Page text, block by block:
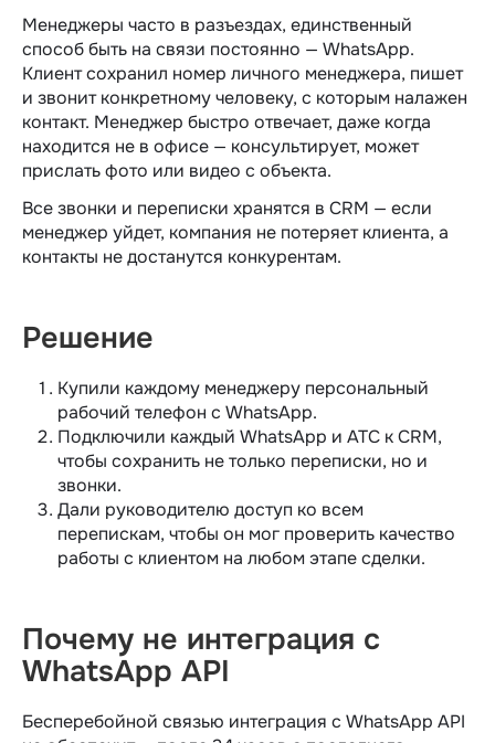
Менеджеры часто в разъездах, единственный
способ быть на связи постоянно — WhatsApp.
Клиент сохранил номер личного менеджера, пишет
и звонит конкретному человеку, с которым налажен
контакт. Менеджер быстро отвечает, даже когда
находится не в офисе — консультирует, может
прислать фото или видео с объекта.
Все звонки и переписки хранятся в CRM — если
менеджер уйдет, компания не потеряет клиента, а
контакты не достанутся конкурентам.
Решение
Купили каждому менеджеру персональный
рабочий телефон с WhatsApp.
Подключили каждый WhatsApp и АТС к CRM,
чтобы сохранить не только переписки, но и
звонки.
Дали руководителю доступ ко всем
перепискам, чтобы он мог проверить качество
работы с клиентом на любом этапе сделки.
Почему не интеграция с
WhatsApp API
Бесперебойной связью интеграция с WhatsApp API